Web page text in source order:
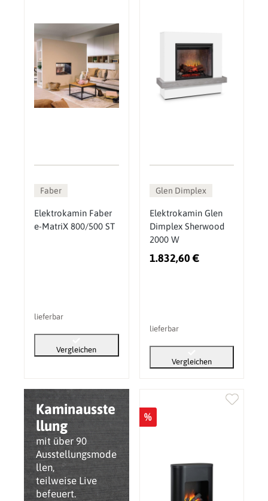
Kaminausste
llung
mit über 90
Ausstellungsmode
llen,
teilweise Live
befeuert.
Faber
Elektrokamin Faber
e-MatriX 800/500 ST
lieferbar
Vergleichen
Glen Dimplex
Elektrokamin Glen
Dimplex Sherwood
2000 W
1.832,60 €
lieferbar
Vergleichen
%